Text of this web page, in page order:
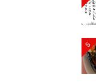
5